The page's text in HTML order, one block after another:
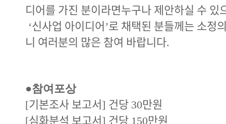
디어를 가진 분이라면누구나 제안하실 수 있
‘신사업 아이디어’로 채택된 분들께는 소정
니 여러분의 많은 참여 바랍니다.
●참여포상
[기본조사 보고서] 건당 30만원
[심화분석 보고서] 건당 150만원